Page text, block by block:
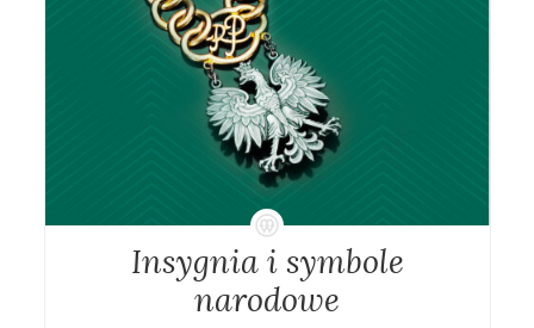
Insygnia i symbole
narodowe